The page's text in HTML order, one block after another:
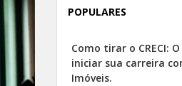
POPULARES
Como tirar o CRECI:
iniciar sua carreira
Imóveis.